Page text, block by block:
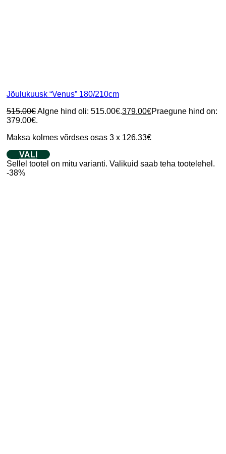
Jõulukuusk “Venus” 180/210cm
515.00€Algne hind oli: 515.00€.379.00€Praegune hind on:
379.00€.
Maksa kolmes võrdses osas 3 x 126.33€
VALI
Sellel tootel on mitu varianti. Valikuid saab teha tootelehel.
-38%